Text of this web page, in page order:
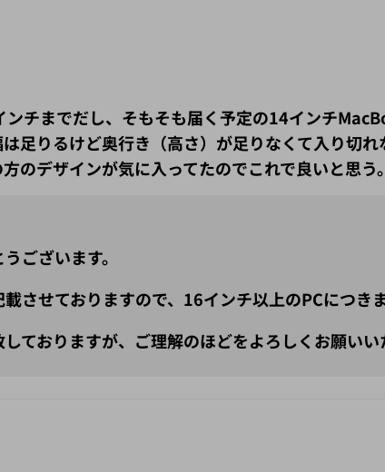
チまでだし、そもそも届く予定の14インチ
足りるけど奥行き（高さ）が足りなくて入り切
のデザインが気に入ってたのでこれで良いと思う。
ございます。
させておりますので、16インチ以上のPCにつき
ておりますが、ご理解のほどをよろしくお願いい